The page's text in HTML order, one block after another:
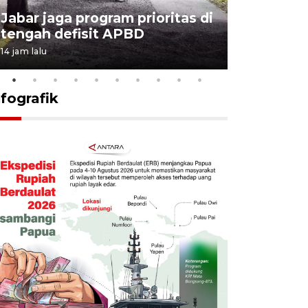
Jabar jaga program prioritas di
tengah defisit APBD
14 jam lalu